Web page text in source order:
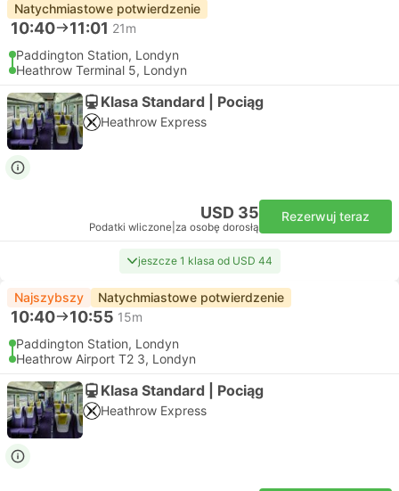
Natychmiastowe potwierdzenie
10:40 11:01 21m
Paddington Station, Londyn
Heathrow Terminal 5, Londyn
Klasa Standard | Pociąg
Heathrow Express
USD 35
Podatki wliczone za osobę dorosłą
Rezerwuj teraz
jeszcze 1 klasa od USD 44
Najszybszy Natychmiastowe potwierdzenie
10:40 10:55 15m
Paddington Station, Londyn
Heathrow Airport T2 3, Londyn
Klasa Standard | Pociąg
Heathrow Express